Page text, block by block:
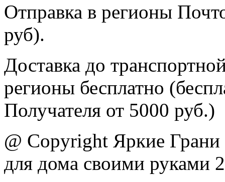
Отправка в регионы
руб).
Доставка до
регионы бесплатно
Получателя от 5000 руб.)
@ Copyright Яркие Грани
для дома своими руками